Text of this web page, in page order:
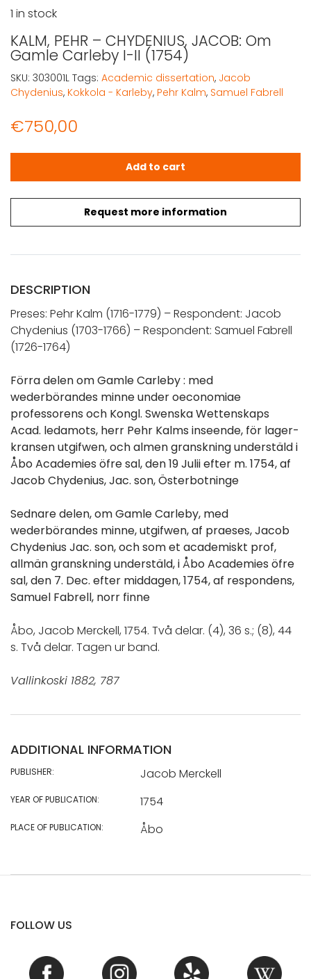
KALM, PEHR – CHYDENIUS, JACOB: Om
Gamle Carleby I-II (1754)
€750,00
Request more information
1 in stock
KALM, PEHR - CHYDENIUS, JACOB: Om Gamle Carleby I-
Add to cart
SKU: 303001L Tags: Academic dissertation, Jacob
Chydenius, Kokkola - Karleby, Pehr Kalm, Samuel Fabrell
DESCRIPTION
Preses: Pehr Kalm (1716-1779) – Respondent: Jacob
Chydenius (1703-1766) – Respondent: Samuel Fabrell
(1726-1764)
Förra delen om Gamle Carleby : med
wederbörandes minne under oeconomiae
professorens och Kongl. Swenska Wettenskaps
Acad. ledamots, herr Pehr Kalms inseende, för lager-
kransen utgifwen, och almen granskning understäld i
Åbo Academies öfre sal, den 19 Julii efter m. 1754, af
Jacob Chydenius, Jac. son, Österbotninge
Sednare delen, om Gamle Carleby, med
wederbörandes minne, utgifwen, af praeses, Jacob
Chydenius Jac. son, och som et academiskt prof,
allmän granskning understäld, i Åbo Academies öfre
sal, den 7. Dec. efter middagen, 1754, af respondens,
Samuel Fabrell, norr finne
Åbo, Jacob Merckell, 1754. Två delar. (4), 36 s.; (8), 44
s. Två delar. Tagen ur band.
Vallinkoski 1882, 787
ADDITIONAL INFORMATION
PUBLISHER: Jacob Merckell
YEAR OF PUBLICATION: 1754
PLACE OF PUBLICATION: Åbo
FOLLOW US